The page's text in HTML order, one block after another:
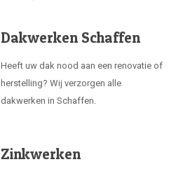
Dakwerken Schaffen
Heeft uw dak nood aan een renovatie of
herstelling? Wij verzorgen alle
dakwerken in Schaffen.
Zinkwerken